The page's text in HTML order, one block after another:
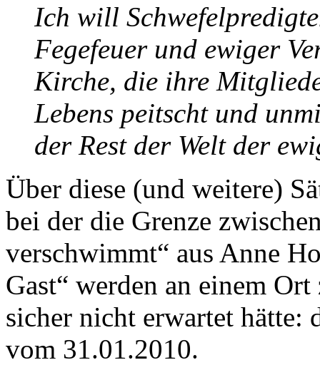
Ich will
Fegefeuer und ewiger
Kirche, die ihre
Lebens peitscht und
der Rest der Welt der
Über diese (und weitere)
bei der die Grenze
verschwimmt“ aus Anne
Gast“ werden an einem
sicher nicht erwartet hätte:
vom 31.01.2010.